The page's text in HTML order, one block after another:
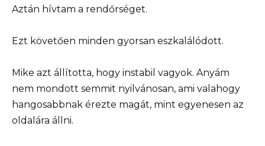
Aztán hívtam a rendőrséget.
Ezt követően minden gyorsan eszkalálódott.
Mike azt állította, hogy instabil vagyok. Anyám
nem mondott semmit nyilvánosan, ami valahogy
hangosabbnak érezte magát, mint egyenesen az
oldalára állni.